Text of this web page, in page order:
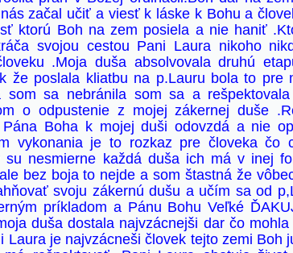
začal učiť a viesť k láske k Bohu a
ktorú Boh na zem posiela a nie haniť
svojou cestou Pani Laura nikoho
.Moja duša absolvovala druhú
že poslala kliatbu na p.Lauru bola to pre
som sa nebránila som sa a
o odpustenie z mojej zákernej duše
Boha k mojej duši odovzdá a nie
vykonania je to rozkaz pre človeka čo
su nesmierne každá duša ich má v inej
bez boja to nejde a som štastná že
svoju zákernú dušu a učím sa od
príkladom a Pánu Bohu Veľké
duša dostala najvzácnejši dar čo
Laura je najvzácneši človek tejto zemi Boh